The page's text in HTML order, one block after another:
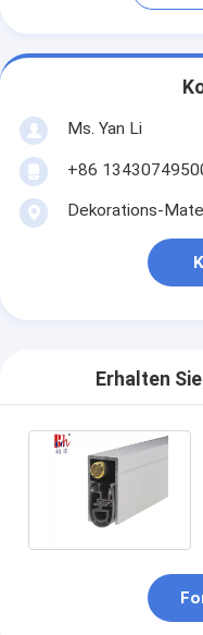
Ms. Yan Li
+86
Dekorations-
Erhalten